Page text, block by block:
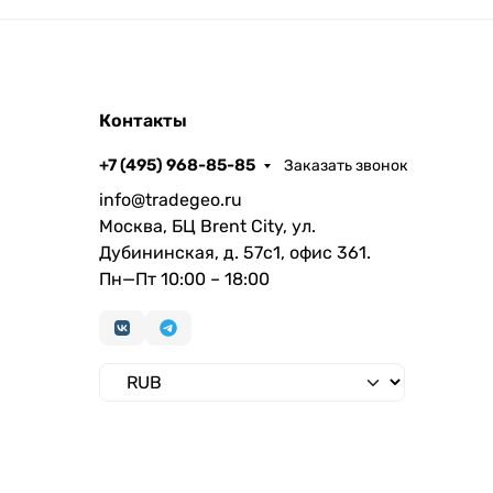
Контакты
+7 (495) 968-85-85 Заказать звонок
info@tradegeo.ru
Москва, БЦ Brent City, ул.
Дубининская, д. 57с1, офис 361.
Пн—Пт 10:00 – 18:00